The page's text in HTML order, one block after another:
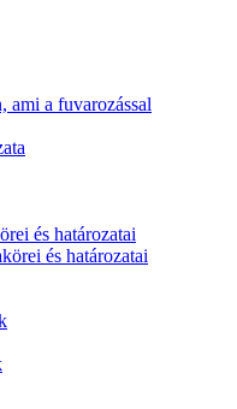
ami a fuvarozással
és határozatai
és határozatai